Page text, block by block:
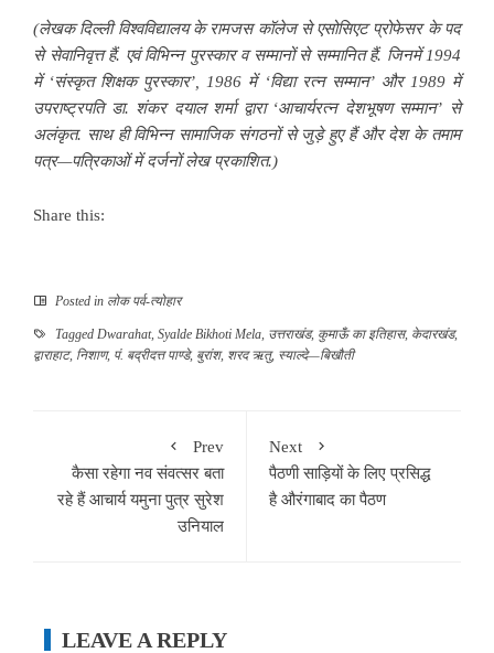
(लेखक दिल्ली विश्वविद्यालय के रामजस कॉलेज से एसोसिएट प्रोफेसर के पद
से सेवानिवृत्त हैं. एवं विभिन्न पुरस्कार व सम्मानों से सम्मानित हैं. जिनमें 1994
में ‘संस्कृत शिक्षक पुरस्कार’, 1986 में ‘विद्या रत्न सम्मान’ और 1989 में
उपराष्ट्रपति डा. शंकर दयाल शर्मा द्वारा ‘आचार्यरत्न देशभूषण सम्मान’ से
अलंकृत. साथ ही विभिन्न सामाजिक संगठनों से जुड़े हुए हैं और देश के तमाम
पत्र—पत्रिकाओं में दर्जनों लेख प्रकाशित.)
Share this:
Posted in लोक पर्व-त्योहार
Tagged Dwarahat, Syalde Bikhoti Mela उत्तराखंड, कुमाऊँ का इतिहास, केदारखंड,
द्वाराहाट, निशाण, पं. बद्रीदत्त पाण्डे, बुरांश, शरद ऋतु, स्याल्दे—बिखौती
Prev
कैसा रहेगा नव संवत्सर बता
रहे हैं आचार्य यमुना पुत्र सुरेश
उनियाल
Next
पैठणी साड़ियों के लिए प्रसिद्ध
है औरंगाबाद का पैठण
LEAVE A REPLY